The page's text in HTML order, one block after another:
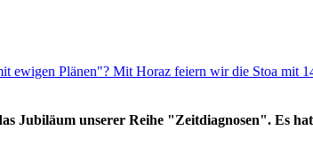
ewigen Plänen"? Mit Horaz feiern wir die Stoa mit
Jubiläum unserer Reihe "Zeitdiagnosen". Es